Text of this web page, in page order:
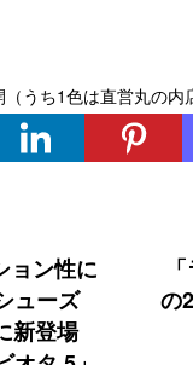
うち1色は直営丸の
ョン性に
ューズ
新登場
の